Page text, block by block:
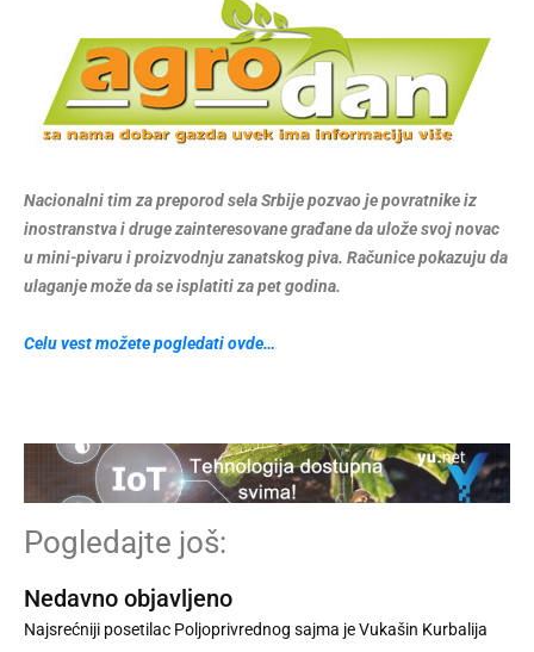
Nacionalni tim za preporod sela Srbije pozvao je povratnike iz
inostranstva i druge zainteresovane građane da ulože svoj novac
u mini-pivaru i proizvodnju zanatskog piva. Računice pokazuju da
ulaganje može da se isplatiti za pet godina.
Celu vest možete pogledati ovde…
Pogledajte još:
Nedavno objavljeno
Najsrećniji posetilac Poljoprivrednog sajma je Vukašin Kurbalija